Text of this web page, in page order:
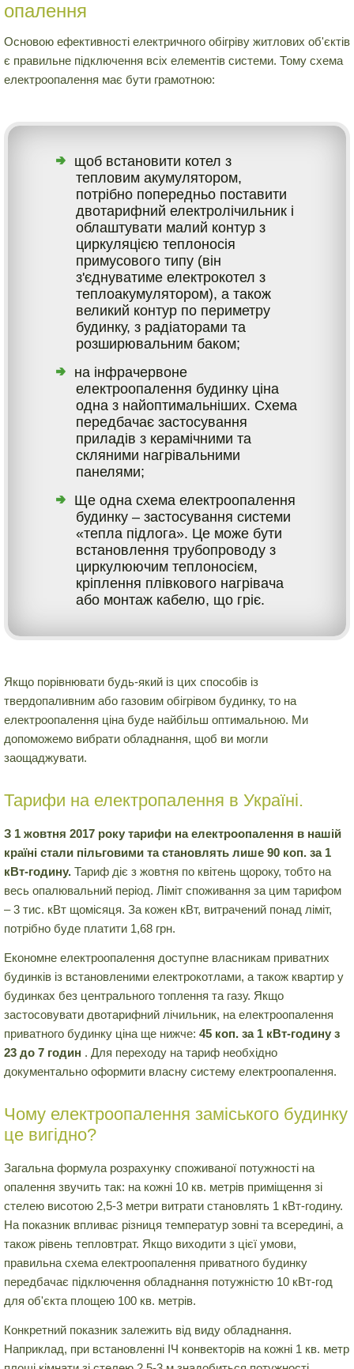
опалення
Основою ефективності електричного обігріву житлових об'єктів
є правильне підключення всіх елементів системи. Тому схема
електроопалення має бути грамотною:
щоб встановити котел з
тепловим акумулятором,
потрібно попередньо поставити
двотарифний електролічильник і
облаштувати малий контур з
циркуляцією теплоносія
примусового типу (він
з'єднуватиме електрокотел з
теплоакумулятором), а також
великий контур по периметру
будинку, з радіаторами та
розширювальним баком;
на інфрачервоне
електроопалення будинку ціна
одна з найоптимальніших. Схема
передбачає застосування
приладів з керамічними та
скляними нагрівальними
панелями;
Ще одна схема електроопалення
будинку – застосування системи
«тепла підлога». Це може бути
встановлення трубопроводу з
циркулюючим теплоносієм,
кріплення плівкового нагрівача
або монтаж кабелю, що гріє.
Якщо порівнювати будь-який із цих способів із
твердопаливним або газовим обігрівом будинку, то на
електроопалення ціна буде найбільш оптимальною. Ми
допоможемо вибрати обладнання, щоб ви могли
заощаджувати.
Тарифи на електропалення в Україні.
З 1 жовтня 2017 року тарифи на електроопалення в нашій
країні стали пільговими та становлять лише 90 коп. за 1
кВт-годину. Тариф діє з жовтня по квітень щороку, тобто на
весь опалювальний період. Ліміт споживання за цим тарифом
– 3 тис. кВт щомісяця. За кожен кВт, витрачений понад ліміт,
потрібно буде платити 1,68 грн.
Економне електроопалення доступне власникам приватних
будинків із встановленими електрокотлами, а також квартир у
будинках без центрального топлення та газу. Якщо
застосовувати двотарифний лічильник, на електроопалення
приватного будинку ціна ще нижче: 45 коп. за 1 кВт-годину з
23 до 7 годин . Для переходу на тариф необхідно
документально оформити власну систему електроопалення.
Чому електроопалення заміського будинку
це вигідно?
Загальна формула розрахунку споживаної потужності на
опалення звучить так: на кожні 10 кв. метрів приміщення зі
стелею висотою 2,5-3 метри витрати становлять 1 кВт-годину.
На показник впливає різниця температур зовні та всередині, а
також рівень тепловтрат. Якщо виходити з цієї умови,
правильна схема електроопалення приватного будинку
передбачає підключення обладнання потужністю 10 кВт-год
для об'єкта площею 100 кв. метрів.
Конкретний показник залежить від виду обладнання.
Наприклад, при встановленні ІЧ конвекторів на кожні 1 кв. метр